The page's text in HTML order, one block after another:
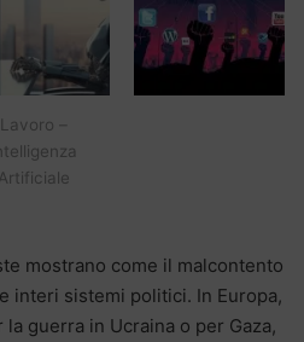
Lavoro –
Artificiale
mostrano come il malcontento
interi sistemi politici. In Europa,
guerra in Ucraina o per Gaza,